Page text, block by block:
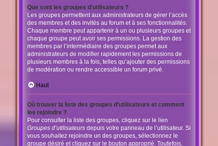
Que sont les groupes d’utilisateurs ?
Les groupes permettent aux administrateurs de gérer l’accès
des membres et des invités au forum et à ses fonctionnalités.
Chaque membre peut appartenir à un ou plusieurs groupes et
chaque groupe peut avoir ses permissions. La gestion des
membres par l’intermédiaire des groupes permet aux
administrateurs de modifier rapidement les permissions de
plusieurs membres à la fois, telles qu’ajouter des permissions
de modération ou rendre accessible un forum privé.
Haut
Où trouver la liste des groupes d’utilisateurs et comment
les rejoindre ?
Pour consulter la liste des groupes, cliquez sur le lien
Groupes d’utilisateursdepuis votre panneau de l’utilisateur. Si
vous souhaitez rejoindre un des groupes, sélectionnez le
groupe désiré et cliquez sur le bouton approprié. Toutefois,